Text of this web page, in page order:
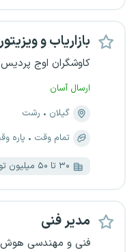
بازاریاب و
کاوشگران اوج پردیس
ارسال آسان
گیلان
رشت
تمام وقت
پاره
۳۰ تا ۵۰ میلیون تومان
مدیر فنی
فنی و مهندسی